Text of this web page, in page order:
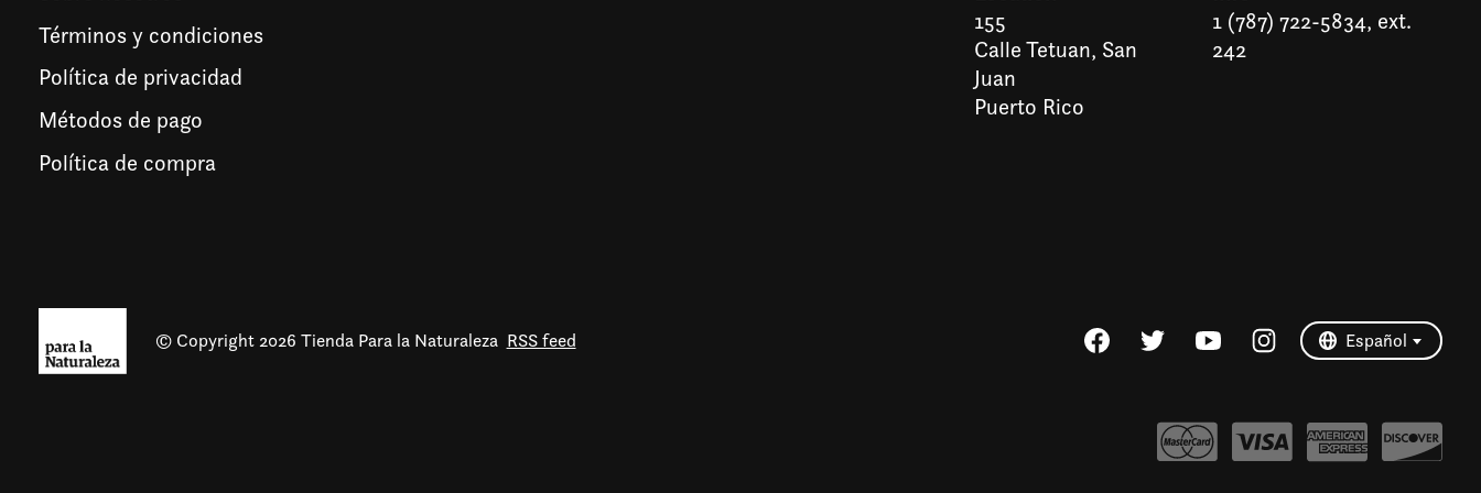
Términos y condiciones
Política de privacidad
Métodos de pago
Política de compra
155
Calle Tetuan, San
Juan
Puerto Rico
1 (787) 722-5834, ext.
242
© Copyright 2026 Tienda Para la Naturaleza RSS feed Español